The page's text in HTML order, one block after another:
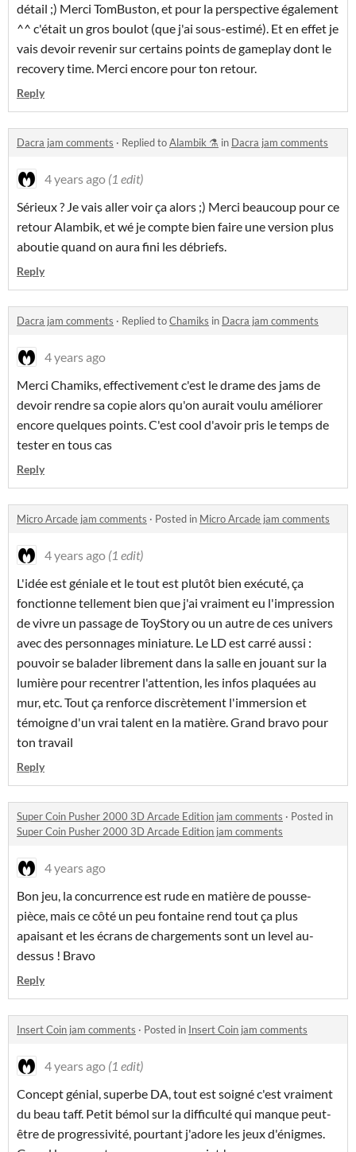
détail ;) Merci TomBuston, et pour la perspective également
^^ c'était un gros boulot (que j'ai sous-estimé). Et en effet je
vais devoir revenir sur certains points de gameplay dont le
recovery time. Merci encore pour ton retour.
Reply
Dacra jam comments · Replied toAlambik ⚗ in Dacra jam comments
4 years ago (1 edit)
Sérieux ? Je vais aller voir ça alors ;) Merci beaucoup pour ce
retour Alambik, et wé je compte bien faire une version plus
aboutie quand on aura fini les débriefs.
Reply
Dacra jam comments · Replied toChamiks in Dacra jam comments
4 years ago
Merci Chamiks, effectivement c'est le drame des jams de
devoir rendre sa copie alors qu'on aurait voulu améliorer
encore quelques points. C'est cool d'avoir pris le temps de
tester en tous cas
Reply
Micro Arcade jam comments · Posted in Micro Arcade jam comments
4 years ago (1 edit)
L'idée est géniale et le tout est plutôt bien exécuté, ça
fonctionne tellement bien que j'ai vraiment eu l'impression
de vivre un passage de ToyStory ou un autre de ces univers
avec des personnages miniature. Le LD est carré aussi :
pouvoir se balader librement dans la salle en jouant sur la
lumière pour recentrer l'attention, les infos plaquées au
mur, etc. Tout ça renforce discrètement l'immersion et
témoigne d'un vrai talent en la matière. Grand bravo pour
ton travail
Reply
Super Coin Pusher 2000 3D Arcade Edition jam comments · Posted in
Super Coin Pusher 2000 3D Arcade Edition jam comments
4 years ago
Bon jeu, la concurrence est rude en matière de pousse-
pièce, mais ce côté un peu fontaine rend tout ça plus
apaisant et les écrans de chargements sont un level au-
dessus ! Bravo
Reply
Insert Coin jam comments · Posted in Insert Coin jam comments
4 years ago (1 edit)
Concept génial, superbe DA, tout est soigné c'est vraiment
du beau taff. Petit bémol sur la difficulté qui manque peut-
être de progressivité, pourtant j'adore les jeux d'énigmes.